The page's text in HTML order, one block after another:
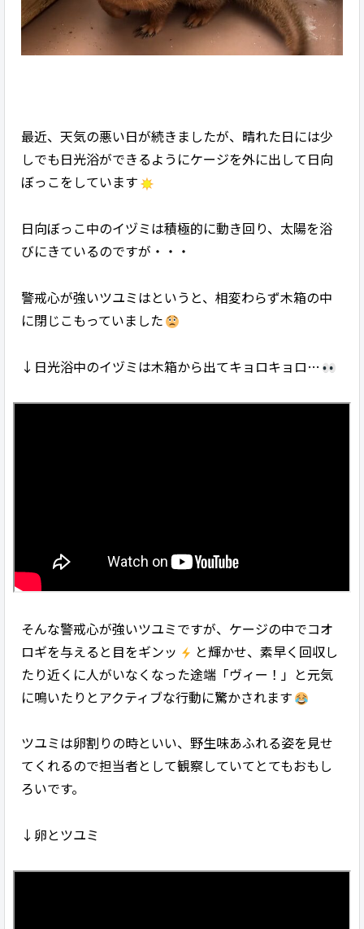
最近、天気の悪い日が続きましたが、晴れた日には少
しでも日光浴ができるようにケージを外に出して日向
ぼっこをしています
日向ぼっこ中のイヅミは積極的に動き回り、太陽を浴
びにきているのですが・・・
警戒心が強いツユミはというと、相変わらず木箱の中
に閉じこもっていました
↓日光浴中のイヅミは木箱から出てキョロキョロ…
そんな警戒心が強いツユミですが、ケージの中でコオ
ロギを与えると目をギンッ
と輝かせ、素早く回収し
たり近くに人がいなくなった途端「ヴィー！」と元気
に鳴いたりとアクティブな行動に驚かされます
ツユミは卵割りの時といい、野生味あふれる姿を見せ
てくれるので担当者として観察していてとてもおもし
ろいです。
↓卵とツユミ